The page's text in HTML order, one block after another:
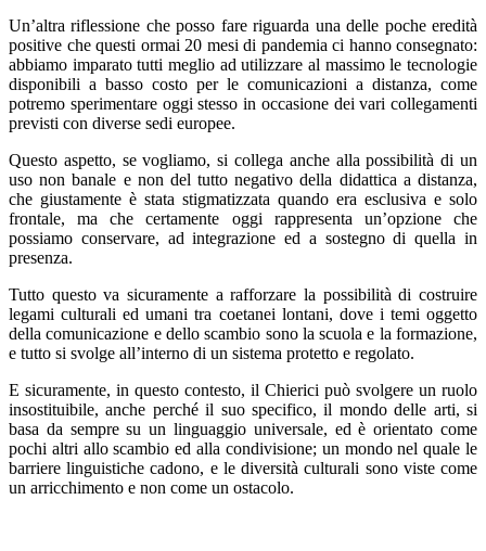
Un’altra riflessione che posso fare riguarda una delle poche eredità
positive che questi ormai 20 mesi di pandemia ci hanno consegnato:
abbiamo imparato tutti meglio ad utilizzare al massimo le tecnologie
disponibili a basso costo per le comunicazioni a distanza, come
potremo sperimentare oggi stesso in occasione dei vari collegamenti
previsti con diverse sedi europee.
Questo aspetto, se vogliamo, si collega anche alla possibilità di un
uso non banale e non del tutto negativo della didattica a distanza,
che giustamente è stata stigmatizzata quando era esclusiva e solo
frontale, ma che certamente oggi rappresenta un’opzione che
possiamo conservare, ad integrazione ed a sostegno di quella in
presenza.
Tutto questo va sicuramente a rafforzare la possibilità di costruire
legami culturali ed umani tra coetanei lontani, dove i temi oggetto
della comunicazione e dello scambio sono la scuola e la formazione,
e tutto si svolge all’interno di un sistema protetto e regolato.
E sicuramente, in questo contesto, il Chierici può svolgere un ruolo
insostituibile, anche perché il suo specifico, il mondo delle arti, si
basa da sempre su un linguaggio universale, ed è orientato come
pochi altri allo scambio ed alla condivisione; un mondo nel quale le
barriere linguistiche cadono, e le diversità culturali sono viste come
un arricchimento e non come un ostacolo.